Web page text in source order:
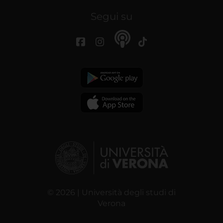
Segui su
© 2026 | Università degli studi di
Verona